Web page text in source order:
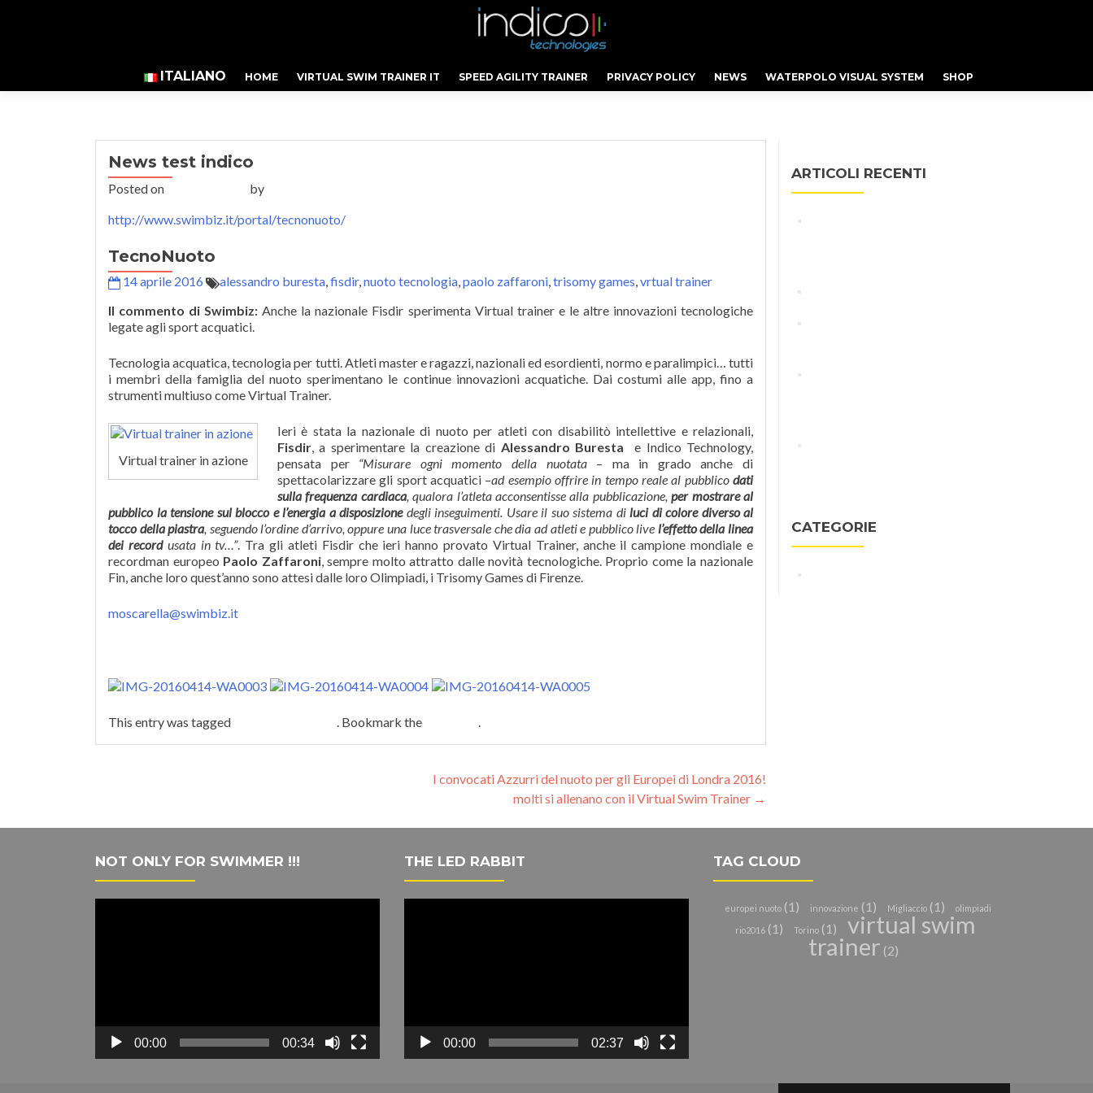
ITALIANO HOME VIRTUAL SWIM TRAINER IT SPEED AGILITY TRAINER PRIVACY POLICY NEWS WATERPOLO VISUAL SYSTEM SHOP
News test indico
Posted on by
http://www.swimbiz.it/portal/tecnonuoto/
TecnoNuoto
14 aprile 2016 alessandro buresta,fisdir,nuoto tecnologia,paolo zaffaroni,trisomy games,vrtual trainer
Il commento di Swimbiz: Anche la nazionale Fisdir sperimenta Virtual trainer e le altre innovazioni tecnologiche
legate agli sport acquatici.
Tecnologia acquatica, tecnologia per tutti. Atleti master e ragazzi, nazionali ed esordienti, normo e paralimpici… tutti
i membri della famiglia del nuoto sperimentano le continue innovazioni acquatiche. Dai costumi alle app, fino a
strumenti multiuso come Virtual Trainer.
Virtual trainer in azione
Ieri è stata la nazionale di nuoto per atleti con disabilitò intellettive e relazionali,
Fisdir, a sperimentare la creazione di Alessandro Buresta
e Indico Technology,
pensata per “Misurare ogni momento della nuotata – ma in grado anche di
spettacolarizzare gli sport acquatici –ad esempio offrire in tempo reale al pubblicodati
sulla frequenza cardiaca, qualora l’atleta acconsentisse alla pubblicazione,per mostrare al
pubblico la tensione sul blocco e l’energia a disposizionedegli inseguimenti. Usare il suo sistema di luci di colore diverso al
tocco della piastra, seguendo l’ordine d’arrivo, oppure una luce trasversale che dia ad atleti e pubblico live l’effetto della linea
dei recordusata in tv…”. Tra gli atleti Fisdir che ieri hanno provato Virtual Trainer, anche il campione mondiale e
recordman europeo Paolo Zaffaroni, sempre molto attratto dalle novità tecnologiche. Proprio come la nazionale
Fin, anche loro quest’anno sono attesi dalle loro Olimpiadi, i Trisomy Games di Firenze.
moscarella@swimbiz.it
This entry was tagged . Bookmark the .
I convocati Azzurri del nuoto per gli Europei di Londra 2016!
molti si allenano con il Virtual Swim Trainer →
ARTICOLI RECENTI
CATEGORIE
NOT ONLY FOR SWIMMER !!!
00:00 00:34
THE LED RABBIT
00:00 02:37
TAG CLOUD
europei nuoto(1) innovazione (1) Migliaccio(1) olimpiadi
rio2016 (1) Torino (1) virtual swim
trainer (2)